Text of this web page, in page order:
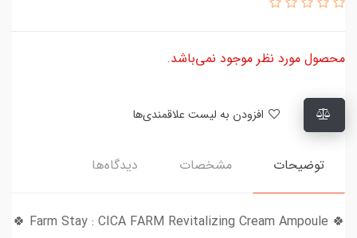
محصول مورد نظر موجود نمی‌باشد.
توضیحات مشخصات دیدگاه‌ها
🍀 Farm Stay : CICA FARM Revitalizing Cream Ampoule 🍀